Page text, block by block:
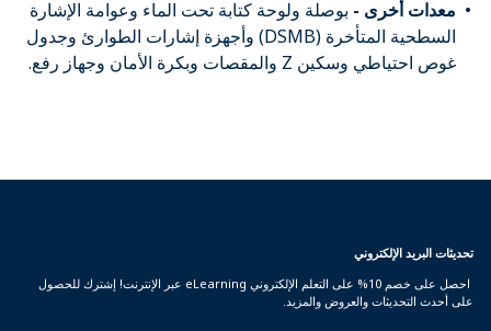
معدات أخرى - بوصلة ولوحة كتابة تحت الماء وعوامة الإشارة
السطحية المتأخرة (DSMB) وأجهزة إشارات الطوارئ وجدول
غوص احتياطي وسكين Z والمقصات وبكرة الأمان وجهاز رفع.
تحديثات البريد الإلكتروني
احصل على خصم 10% على التعلم الإلكتروني eLearning عبر الإنترنت! إشترك للحصول
على أحدث التحديثات والعروض والمزيد.